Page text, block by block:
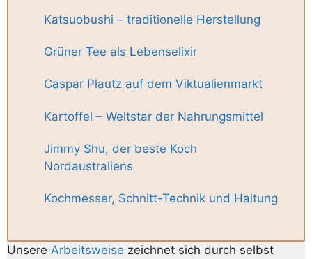
Katsuobushi – traditionelle Herstellung
Grüner Tee als Lebenselixir
Caspar Plautz auf dem Viktualienmarkt
Kartoffel – Weltstar der Nahrungsmittel
Jimmy Shu, der beste Koch
Nordaustraliens
Kochmesser, Schnitt-Technik und Haltung
Unsere Arbeitsweise zeichnet sich durch selbst